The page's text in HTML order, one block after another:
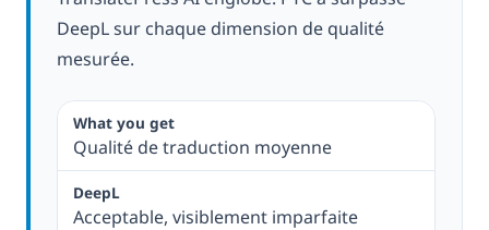
DeepL sur chaque dimension de qualité
mesurée.
Qualité de traduction moyenne
Acceptable, visiblement imparfaite